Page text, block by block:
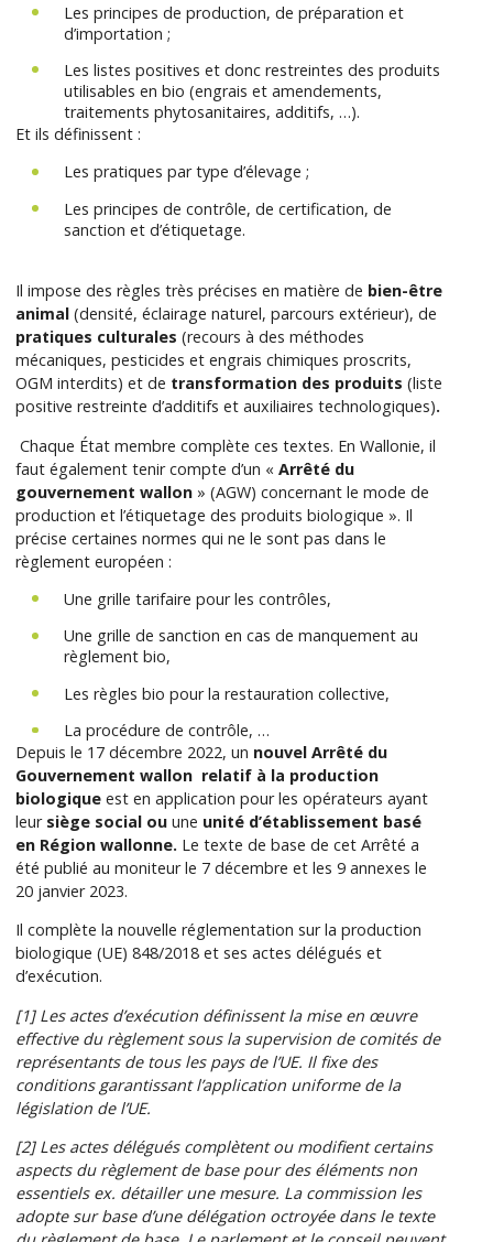
Les principes de production, de préparation et
d’importation ;
Les listes positives et donc restreintes des produits
utilisables en bio (engrais et amendements,
traitements phytosanitaires, additifs, …).
Et ils définissent :
Les pratiques par type d’élevage ;
Les principes de contrôle, de certification, de
sanction et d’étiquetage.
Il impose des règles très précises en matière de bien-être
animal(densité, éclairage naturel, par­cours extérieur), de
pratiques culturales(recours à des méthodes
mécaniques, pesticides et engrais chimiques proscrits,
OGM interdits) et de transformation des produits(liste
positive restreinte d’additifs et auxiliaires technologiques).
Chaque État membre complète ces textes. En Wallonie, il
faut également tenir compte d’un «Arrêté du
gouvernement wallon » (AGW) concernant le mode de
production et l’étiquetage des produits biologique ». Il
précise certaines normes qui ne le sont pas dans le
règlement européen :
Une grille tarifaire pour les contrôles,
Une grille de sanction en cas de manquement au
règlement bio,
Les règles bio pour la restauration collective,
La procédure de contrôle, …
Depuis le 17 décembre 2022, un nouvel Arrêté du
Gouvernement wallon relatif à la production
biologique est en application pour les opérateurs ayant
leur siège social ou une unité d’établissement basé
en Région wallonne. Le texte de base de cet Arrêté a
été publié au moniteur le 7 décembre et les 9 annexes le
20 janvier 2023.
Il complète la nouvelle réglementation sur la production
biologique (UE) 848/2018 et ses actes délégués et
d’exécution.
[1] Les actes d’exécution définissent la mise en œuvre
effective du règlement sous la supervision de comités de
représentants de tous les pays de l’UE. Il fixe des
conditions garantissant l’application uniforme de la
législation de l’UE.
[2] Les actes délégués complètent ou modifient certains
aspects du règlement de base pour des éléments non
essentiels ex. détailler une mesure. La commission les
adopte sur base d’une délégation octroyée dans le texte